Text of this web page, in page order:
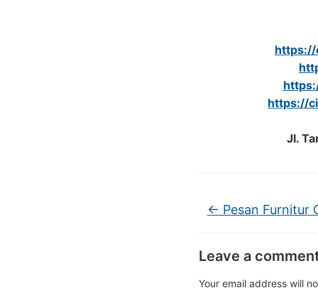
https://
https://
Jl.
← Pesan Furnitur
Leave a
Your email address will